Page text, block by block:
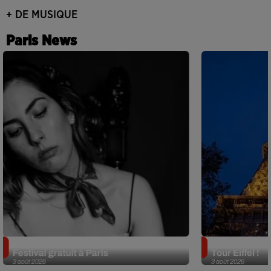
+ DE MUSIQUE
Paris News
3 août 2026
Festival gratuit à Paris
3 août 2026
Tour Eiffel !